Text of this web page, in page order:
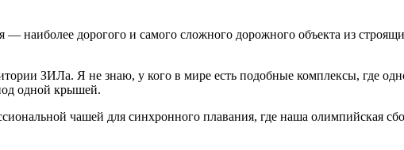
наиболее дорогого и самого сложного дорожного объекта из
ЗИЛа. Я не знаю, у кого в мире есть подобные комплексы, где
одной крышей.
чашей для синхронного плавания, где наша олимпийская